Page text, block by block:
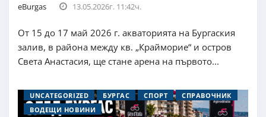
eBurgas 13.05.2026г. 11:42ч.
От 15 до 17 май 2026 г. акваторията на Бургаския
залив, в района между кв. „Крайморие“ и остров
Света Анастасия, ще стане арена на първото...
UNCATEGORIZED БУРГАС СПОРТ
СПРАВОЧНИК
ВОДЕЩИ НОВИНИ